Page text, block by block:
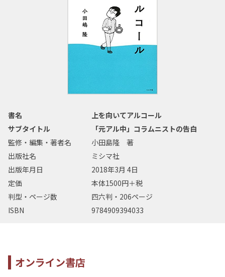
書名
上を向いてアルコール
サブタイトル
「元アル中」コラムニストの告白
監修・編集・著者名
小田島隆 著
出版社名
ミシマ社
出版年月日
2018年3月 4日
定価
本体1500円＋税
判型・ページ数
四六判・206ページ
ISBN
9784909394033
オンライン書店